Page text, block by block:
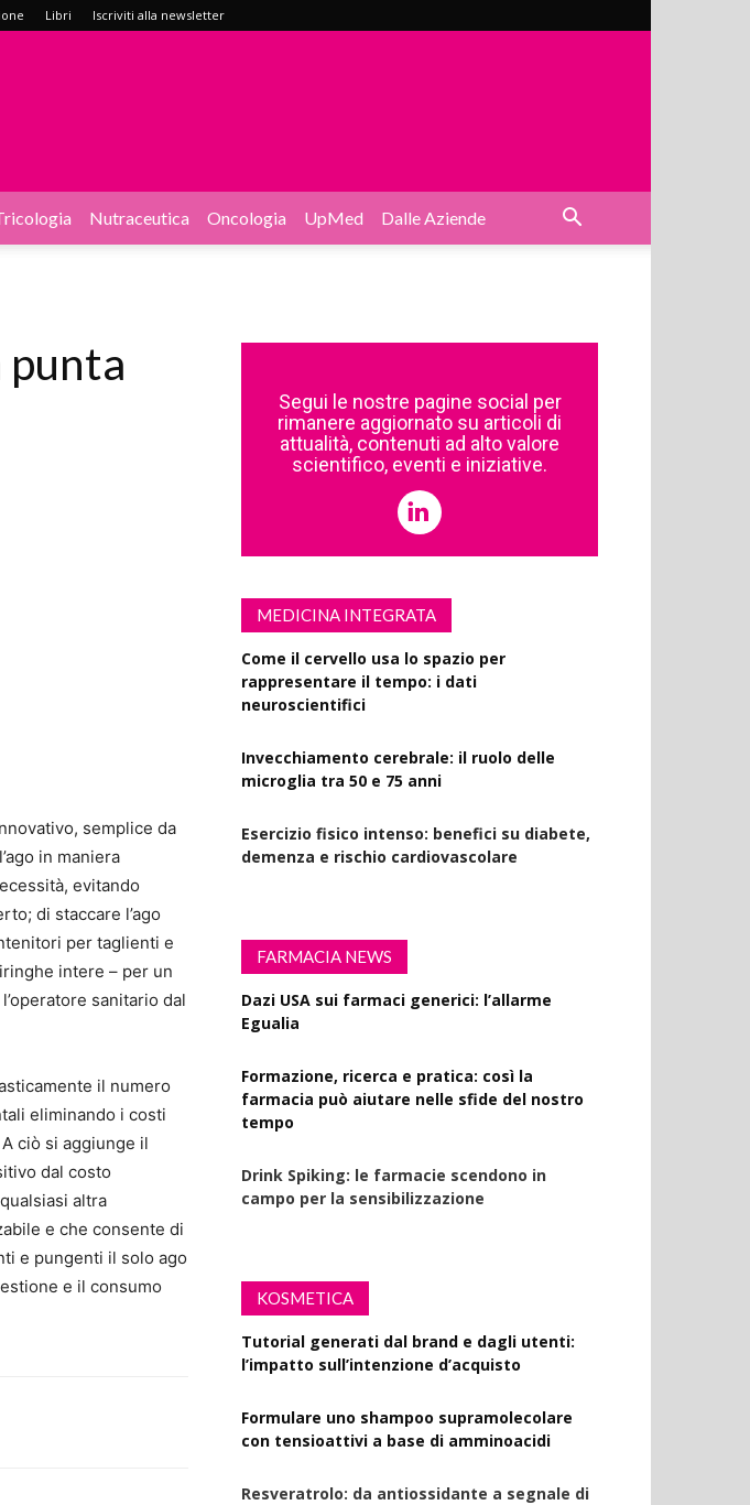
Libri Iscriviti alla newsletter
Nutraceutica Oncologia UpMed Dalle Aziende
punta
semplice da
in maniera
evitando
di staccare l’ago
per taglienti e
intere – per un
sanitario dal
il numero
eliminando i costi
ciò si aggiunge il
dal costo
altra
e che consente di
e pungenti il solo ago
e il consumo
Segui le nostre pagine social per
rimanere aggiornato su articoli di
attualità, contenuti ad alto valore
scientifico, eventi e iniziative.
MEDICINA INTEGRATA
Come il cervello usa lo spazio per
rappresentare il tempo: i dati
neuroscientifici
Invecchiamento cerebrale: il ruolo delle
microglia tra 50 e 75 anni
Esercizio fisico intenso: benefici su diabete,
demenza e rischio cardiovascolare
FARMACIA NEWS
Dazi USA sui farmaci generici: l’allarme
Egualia
Formazione, ricerca e pratica: così la
farmacia può aiutare nelle sfide del nostro
tempo
Drink Spiking: le farmacie scendono in
campo per la sensibilizzazione
KOSMETICA
Tutorial generati dal brand e dagli utenti:
l’impatto sull’intenzione d’acquisto
Formulare uno shampoo supramolecolare
con tensioattivi a base di amminoacidi
Resveratrolo: da antiossidante a segnale di